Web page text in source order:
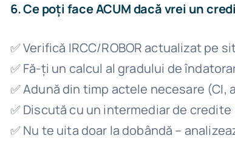
6. Ce poți face ACUM dacă vrei un
✅ Verifică IRCC/ROBOR actualizat pe
✅ Fă-ți un calcul al gradului de
✅ Adună din timp actele necesare
✅ Discută cu un intermediar de
✅ Nu te uita doar la dobândă –